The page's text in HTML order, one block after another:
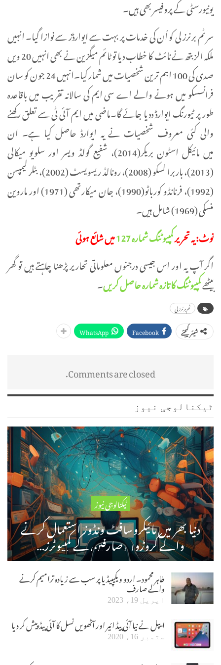
یونیورسٹی کے پروفیسر بھی ہیں۔
سر ٹم برنرز لی کو اُن کی خدمات پر بہت سے ایوارڈز سے نوازا گیا۔ انہیں
ملکہ الزبتھ نے نائٹ کا خطاب دیا تو ٹائم میگزین نے بھی انہیں 20 ویں
صدی کی 100 اہم ترین شخصیات میں شمار کیا۔انہیں 24 جون کو سان
فرانسسکو میں ہونے والے اے سی ایم کی سالانہ تقریب میں باقاعدہ
طور پر ٹیورنگ ایوارڈ ددیا جائے گا۔ماضی میں ایم آئی ٹی سے تعلق رکھنے
والی کئی معروف شخصیات نے یہ ایوارڈ حاصل کیا ہے۔ ان
میں مائیکل اسٹون بریکر(2014)، شفیع گولڈ ویسر اور سلویو میکالی
(2013)، باربرا لسکو (2008)، رونالڈ ریسویسٹ (2002)، بٹلر لیمپسن
(1992)، فرنانڈو کورباٹو(1990)، جان میکارتھی (1971) اور ماروین
منسکی (1969) شامل ہیں۔
نوٹ: یہ تحریرکمپیوٹنگ شمارہ 127
میں شائع ہوئی
اگر آپ یہ اور اس جیسی درجنوں معلوماتی تحاریر پڑھنا چاہتے ہیں تو گھر
بیٹھےکمپیوٹنگ کا تازہ شمارہ حاصل کریں۔
ٹم برنرز لی
شیئر کیجئے Facebook
WhatsApp
Comments are closed.
ٹیکنالوجی نیوز
ٹیکنالوجی نیوز
دنیا بھر میں مائیکروسافٹ ونڈوز استعمال کرنے
والے کروڑوں صارفین کے کمپیوٹرز…
طاہر محمود۔ اردو ویکیپیڈیا پر سب سے زیادہ ترامیم کرنے
والے صارف
اپریل 19، 2023
ایپل نے نیا آئی پیڈ ائیر اور آٹھویں نسل کا آئی پیڈ پیش کر دیا
ستمبر 16، 2020